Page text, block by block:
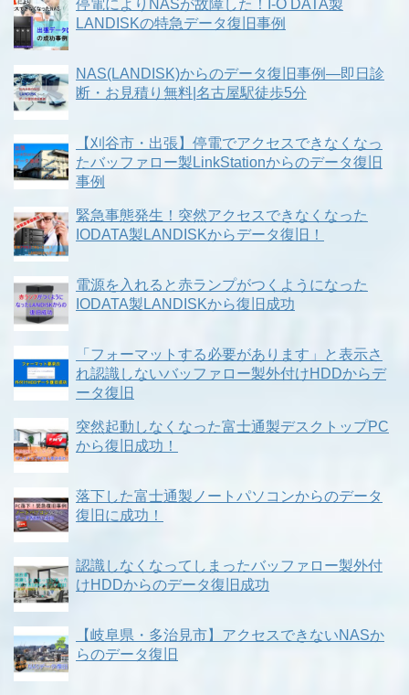
停電によりNASが故障した！I-O DATA製
LANDISKの特急データ復旧事例
NAS(LANDISK)からのデータ復旧事例―即日診
断・お見積り無料|名古屋駅徒歩5分
【刈谷市・出張】停電でアクセスできなくなっ
たバッファロー製LinkStationからのデータ復旧
事例
緊急事態発生！突然アクセスできなくなった
IODATA製LANDISKからデータ復旧！
電源を入れると赤ランプがつくようになった
IODATA製LANDISKから復旧成功
「フォーマットする必要があります」と表示さ
れ認識しないバッファロー製外付けHDDからデ
ータ復旧
突然起動しなくなった富士通製デスクトップPC
から復旧成功！
落下した富士通製ノートパソコンからのデータ
復旧に成功！
認識しなくなってしまったバッファロー製外付
けHDDからのデータ復旧成功
【岐阜県・多治見市】アクセスできないNASか
らのデータ復旧